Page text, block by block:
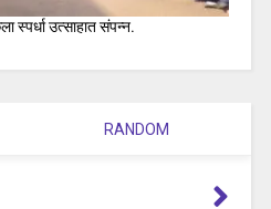
स्पर्धा उत्साहात संपन्न.
RANDOM